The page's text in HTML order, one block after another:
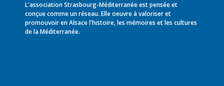
L'association Strasbourg-Méditerranée est pensée et
conçue comme un réseau. Elle oeuvre à valoriser et
promouvoir en Alsace l'histoire, les mémoires et les cultures
de la Méditerranée.